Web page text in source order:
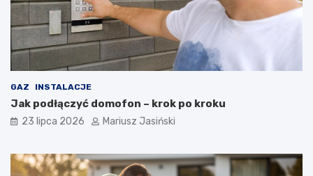
GAZ INSTALACJE
Jak podłączyć domofon – krok po kroku
23 lipca 2026 Mariusz Jasiński